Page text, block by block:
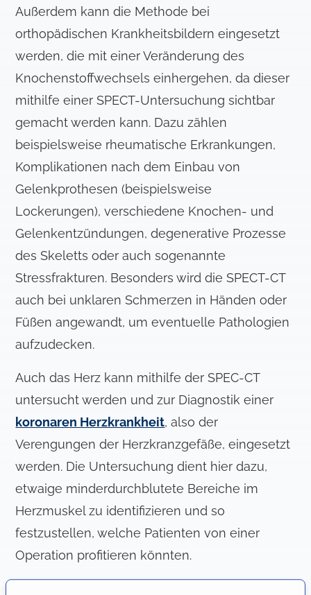
Außerdem kann die Methode bei
orthopädischen Krankheitsbildern eingesetzt
werden, die mit einer Veränderung des
Knochenstoffwechsels einhergehen, da dieser
mithilfe einer SPECT-Untersuchung sichtbar
gemacht werden kann. Dazu zählen
beispielsweise rheumatische Erkrankungen,
Komplikationen nach dem Einbau von
Gelenkprothesen (beispielsweise
Lockerungen), verschiedene Knochen- und
Gelenkentzündungen, degenerative Prozesse
des Skeletts oder auch sogenannte
Stressfrakturen. Besonders wird die SPECT-CT
auch bei unklaren Schmerzen in Händen oder
Füßen angewandt, um eventuelle Pathologien
aufzudecken.
Auch das Herz kann mithilfe der SPEC-CT
untersucht werden und zur Diagnostik einer
koronaren Herzkrankheit, also der
Verengungen der Herzkranzgefäße, eingesetzt
werden. Die Untersuchung dient hier dazu,
etwaige minderdurchblutete Bereiche im
Herzmuskel zu identifizieren und so
festzustellen, welche Patienten von einer
Operation profitieren könnten.